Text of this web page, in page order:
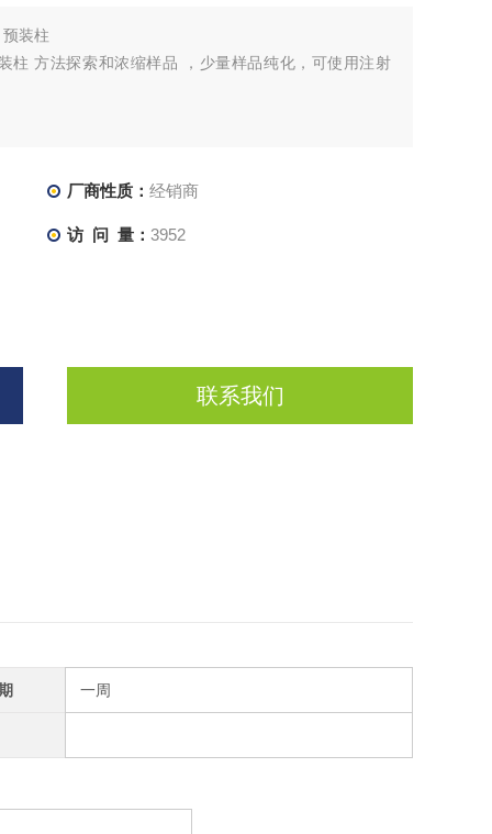
装柱
柱 方法探索和浓缩样品 ，少量样品纯化，可使用注射
厂商性质： 经销商
访 问 量： 3952
联系我们
一周